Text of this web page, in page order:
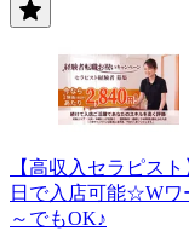
【高収入セラピス
日で入店可能☆Wワ
～でもOK♪